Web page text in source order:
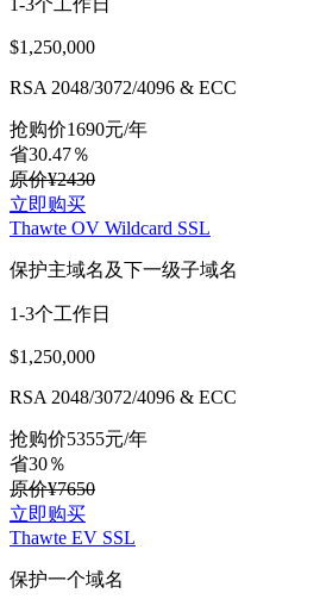
1-3个工作日
$1,250,000
RSA 2048/3072/4096 & ECC
抢购价1690元/年
省30.47％
原价¥2430
立即购买
Thawte OV Wildcard SSL
保护主域名及下一级子域名
1-3个工作日
$1,250,000
RSA 2048/3072/4096 & ECC
抢购价5355元/年
省30％
原价¥7650
立即购买
Thawte EV SSL
保护一个域名